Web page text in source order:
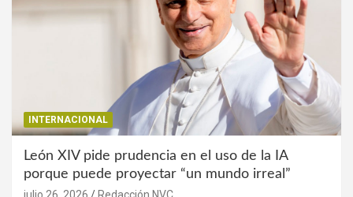
INTERNACIONAL
León XIV pide prudencia en el uso de la IA
porque puede proyectar “un mundo irreal”